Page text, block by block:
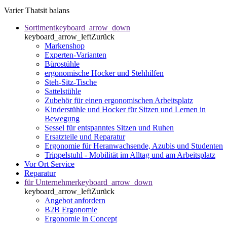
Varier Thatsit balans
Sortimentkeyboard_arrow_down
keyboard_arrow_leftZurück
Markenshop
Experten-Varianten
Bürostühle
ergonomische Hocker und Stehhilfen
Steh-Sitz-Tische
Sattelstühle
Zubehör für einen ergonomischen Arbeitsplatz
Kinderstühle und Hocker für Sitzen und Lernen in
Bewegung
Sessel für entspanntes Sitzen und Ruhen
Ersatzteile und Reparatur
Ergonomie für Heranwachsende, Azubis und Studenten
Trippelstuhl - Mobilität im Alltag und am Arbeitsplatz
Vor Ort Service
Reparatur
für Unternehmerkeyboard_arrow_down
keyboard_arrow_leftZurück
Angebot anfordern
B2B Ergonomie
Ergonomie in Concept